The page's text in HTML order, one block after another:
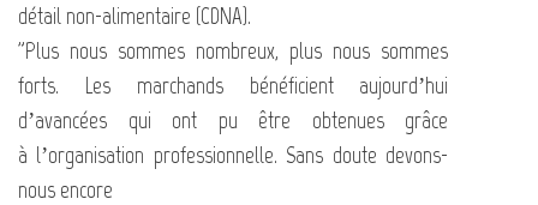
détail non-alimentaire (CDNA).
"Plus nous sommes nombreux, plus nous sommes
forts. Les marchands bénéficient aujourd’hui
d’avancées qui ont pu être obtenues grâce
à l’organisation professionnelle. Sans doute devons-
nous encore